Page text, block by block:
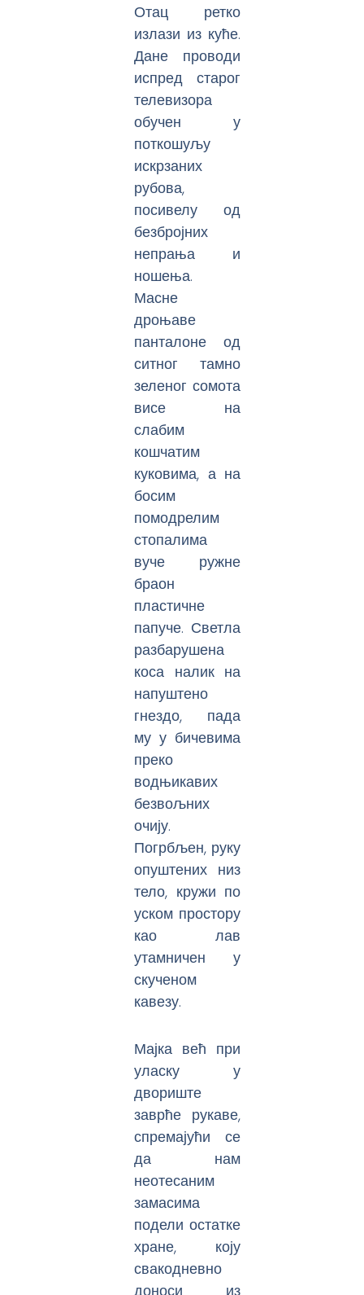
Отац ретко
излази из куће.
Дане проводи
испред старог
телевизора
обучен у
поткошуљу
искрзаних
рубова,
посивелу од
безбројних
непрања и
ношења.
Масне
дроњаве
панталоне од
ситног тамно
зеленог сомота
висе на
слабим
кошчатим
куковима, а на
босим
помодрелим
стопалима
вуче ружне
браон
пластичне
папуче. Светла
разбарушена
коса налик на
напуштено
гнездо, пада
му у бичевима
преко
водњикавих
безвољних
очију.
Погрбљен, руку
опуштених низ
тело, кружи по
уском простору
као лав
утамничен у
скученом
кавезу.
Мајка већ при
уласку у
двориште
заврће рукаве,
спремајући се
да нам
неотесаним
замасима
подели остатке
хране, коју
свакодневно
доноси из